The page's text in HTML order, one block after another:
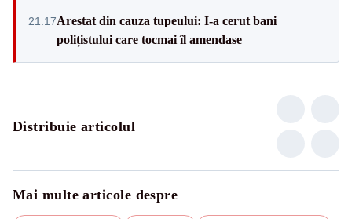
21:17Arestat din cauza tupeului: I-a cerut bani
polițistului care tocmai îl amendase
Distribuie articolul
Mai multe articole despre